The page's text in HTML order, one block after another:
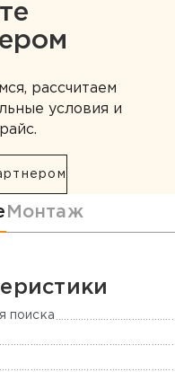
рассчитаем
условия и
о
Монтаж
поиска